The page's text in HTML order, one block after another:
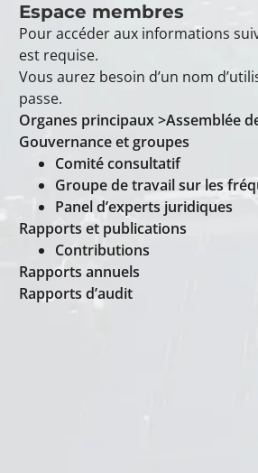
Espace membres
Pour accéder aux informations
est requise.
Vous aurez besoin d’un nom
passe.
Organes principaux >Assemblée
Gouvernance et groupes
Comité consultatif
Groupe de travail sur les
Panel d’experts juridiques
Rapports et publications
Contributions
Rapports annuels
Rapports d’audit